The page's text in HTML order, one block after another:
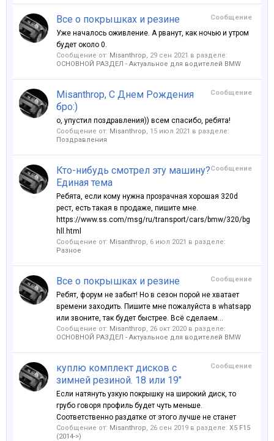
Сообщение
Все о покрышках и резине
Уже началось оживление. А рванут, как ночью и утром
будет около 0.
Сообщение от: Misanthrop, 29 сен 2021 в разделе:
ОСНОВНОЙ РАЗДЕЛ - Актуальное для водителей BMW
Сообщение
Misanthrop, С Днем Рождения
бро:)
о, упустил поздравления)) всем спасибо, ребята!
Сообщение от: Misanthrop, 15 июл 2021 в разделе:
Поздравления
Сообщение
Кто-нибудь смотрел эту машину?
Единая тема
Ребята, если кому нужна прозрачная хорошая 320d
рест, есть такая в продаже, пишите мне.
https://www.ss.com/msg/ru/transport/cars/bmw/320/bg
hll.html
Сообщение от: Misanthrop, 6 июл 2021 в разделе:
Разное
Сообщение
Все о покрышках и резине
Ребят, форум не забыт! Но в сезон порой не хватает
времени заходить. Пишите мне пожалуйста в whatsapp
или звоните, так будет быстрее. Всё сделаем...
Сообщение от: Misanthrop, 26 окт 2020 в разделе:
ОСНОВНОЙ РАЗДЕЛ - Актуальное для водителей BMW
Сообщение
куплю комплект дисков с
зимней резиной. 18 или 19"
Если натянуть узкую покрышку на широкий диск, то
грубо говоря профиль будет чуть меньше.
Соответственно раздатке от этого лучше не станет
Сообщение от: Misanthrop, 26 сен 2019 в разделе: X5 F15
(2014->)